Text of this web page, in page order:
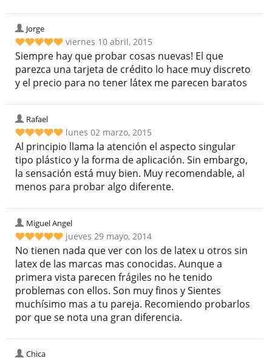
Jorge
viernes 10 abril, 2015
Siempre hay que probar cosas nuevas! El que
parezca una tarjeta de crédito lo hace muy discreto
y el precio para no tener látex me parecen baratos
Rafael
lunes 02 marzo, 2015
Al principio llama la atención el aspecto singular
tipo plástico y la forma de aplicación. Sin embargo,
la sensación está muy bien. Muy recomendable, al
menos para probar algo diferente.
Miguel Angel
jueves 29 mayo, 2014
No tienen nada que ver con los de latex u otros sin
latex de las marcas mas conocidas. Aunque a
primera vista parecen frágiles no he tenido
problemas con ellos. Son muy finos y Sientes
muchísimo mas a tu pareja. Recomiendo probarlos
por que se nota una gran diferencia.
Chica